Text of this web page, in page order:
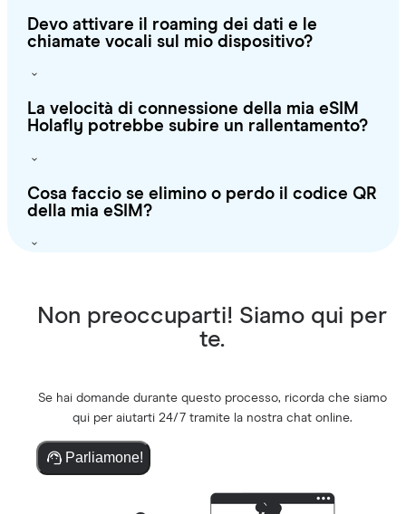
Devo attivare il roaming dei dati e le
chiamate vocali sul mio dispositivo?
La velocità di connessione della mia eSIM
Holafly potrebbe subire un rallentamento?
Cosa faccio se elimino o perdo il codice QR
della mia eSIM?
Non preoccuparti! Siamo qui per
te.
Se hai domande durante questo processo, ricorda che siamo
qui per aiutarti 24/7 tramite la nostra chat online.
Parliamone!